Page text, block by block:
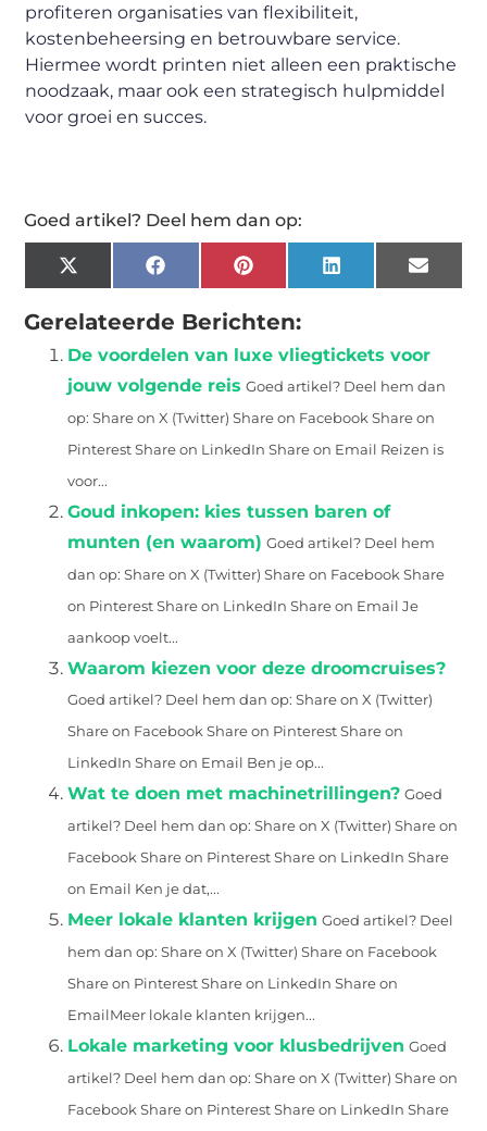
profiteren organisaties van flexibiliteit,
kostenbeheersing en betrouwbare service.
Hiermee wordt printen niet alleen een praktische
noodzaak, maar ook een strategisch hulpmiddel
voor groei en succes.
Goed artikel? Deel hem dan op:
X
(Twitter)
FacebookPinterestLinkedIn Email
Gerelateerde Berichten:
De voordelen van luxe vliegtickets voor
jouw volgende reis Goed artikel? Deel hem dan
op: Share on X (Twitter) Share on Facebook Share on
Pinterest Share on LinkedIn Share on Email Reizen is
voor...
Goud inkopen: kies tussen baren of
munten (en waarom) Goed artikel? Deel hem
dan op: Share on X (Twitter) Share on Facebook Share
on Pinterest Share on LinkedIn Share on Email Je
aankoop voelt...
Waarom kiezen voor deze droomcruises?
Goed artikel? Deel hem dan op: Share on X (Twitter)
Share on Facebook Share on Pinterest Share on
LinkedIn Share on Email Ben je op...
Wat te doen met machinetrillingen? Goed
artikel? Deel hem dan op: Share on X (Twitter) Share on
Facebook Share on Pinterest Share on LinkedIn Share
on Email Ken je dat,...
Meer lokale klanten krijgen Goed artikel? Deel
hem dan op: Share on X (Twitter) Share on Facebook
Share on Pinterest Share on LinkedIn Share on
EmailMeer lokale klanten krijgen...
Lokale marketing voor klusbedrijven Goed
artikel? Deel hem dan op: Share on X (Twitter) Share on
Facebook Share on Pinterest Share on LinkedIn Share